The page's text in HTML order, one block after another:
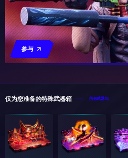
参与
仅为您准备的特殊武器箱 所有武器箱